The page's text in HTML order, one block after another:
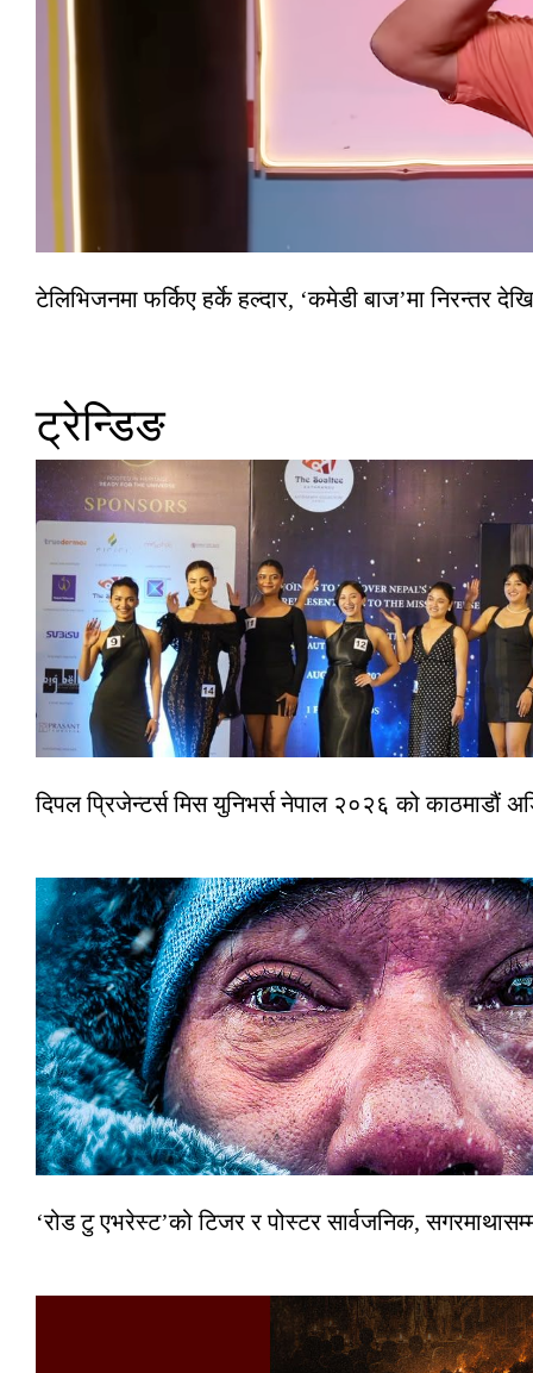
टेलिभिजनमा फर्किए हर्के हल्दार, ‘कमेडी बाज’मा निरन्तर
ट्रेन्डिङ
दिपल प्रिजेन्टर्स मिस युनिभर्स नेपाल २०२६ को काठमाडौं
‘रोड टु एभरेस्ट’को टिजर र पोस्टर सार्वजनिक,